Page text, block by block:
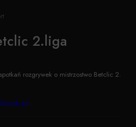
2.liga
rozgrywek o mistrzostwo Betclic 2.